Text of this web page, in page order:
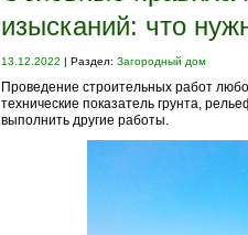
изысканий: что
13.12.2022 | Раздел: Загородный дом
Проведение строительных работ
технические показатель грунта,
выполнить другие работы.